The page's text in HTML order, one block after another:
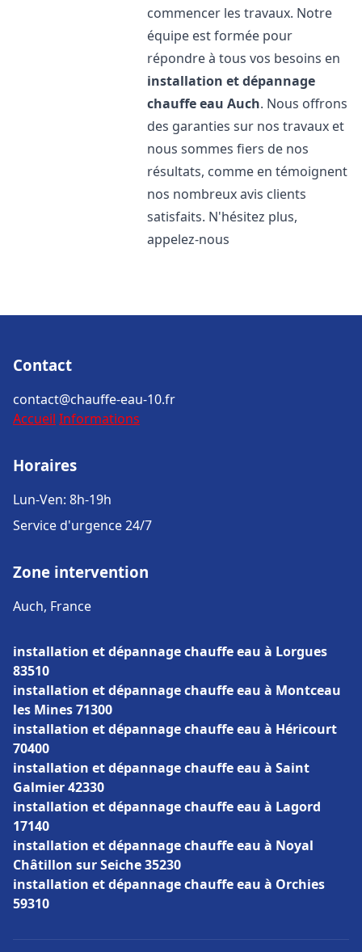
commencer les travaux. Notre
équipe est formée pour
répondre à tous vos besoins en
installation et dépannage
chauffe eau Auch. Nous offrons
des garanties sur nos travaux et
nous sommes fiers de nos
résultats, comme en témoignent
nos nombreux avis clients
satisfaits. N'hésitez plus,
appelez-nous
Contact
contact@chauffe-eau-10.fr
Accueil Informations
Horaires
Lun-Ven: 8h-19h
Service d'urgence 24/7
Zone intervention
Auch, France
installation et dépannage chauffe eau à Lorgues
83510
installation et dépannage chauffe eau à Montceau
les Mines 71300
installation et dépannage chauffe eau à Héricourt
70400
installation et dépannage chauffe eau à Saint
Galmier 42330
installation et dépannage chauffe eau à Lagord
17140
installation et dépannage chauffe eau à Noyal
Châtillon sur Seiche 35230
installation et dépannage chauffe eau à Orchies
59310